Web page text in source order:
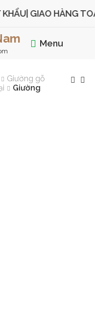
| GIAO HÀNG TOÀN
Menu
Giường gỗ
Giường